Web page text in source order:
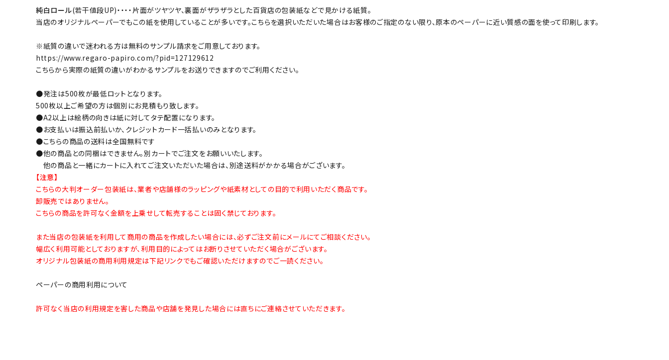
純白ロール(若干値段UP)・・・・片面がツヤツヤ、裏面がザラザラとした百貨店の包装紙などで見かける紙質。
当店のオリジナルペーパーでもこの紙を使用していることが多いです。こちらを選択いただいた場合はお客様のご指定のない限り、原本のペーパーに近い質感の面を使って印刷します。
※紙質の違いで迷われる方は無料のサンプル請求をご用意しております。
https://www.regaro-papiro.com/?pid=127129612
こちらから実際の紙質の違いがわかるサンプルをお送りできますのでご利用ください。
●発注は500枚が最低ロットとなります。
500枚以上ご希望の方は個別にお見積もり致します。
●A2以上は絵柄の向きは紙に対してタテ配置になります。
●お支払いは振込前払いか、クレジットカード一括払いのみとなります。
●こちらの商品の送料は全国無料です
●他の商品との同梱はできません。別カートでご注文をお願いいたします。
他の商品と一緒にカートに入れてご注文いただいた場合は、別途送料がかかる場合がございます。
【注意】
こちらの大判オーダー包装紙は、業者や店舗様のラッピングや紙素材としての目的で利用いただく商品です。
卸販売ではありません。
こちらの商品を許可なく金額を上乗せして転売することは固く禁じております。
また当店の包装紙を利用して商用の商品を作成したい場合には、必ずご注文前にメールにてご相談ください。
幅広く利用可能としておりますが、利用目的によってはお断りさせていただく場合がございます。
オリジナル包装紙の商用利用規定は下記リンクでもご確認いただけますのでご一読ください。
ペーパーの商用利用について
許可なく当店の利用規定を害した商品や店舗を発見した場合には直ちにご連絡させていただきます。